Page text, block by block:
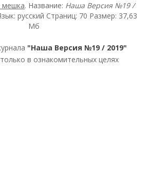
. Название: Наша Версия №19 /
русский Страниц: 70 Размер: 37,63
Мб
"Наша Версия №19 / 2019"
в ознакомительных целях